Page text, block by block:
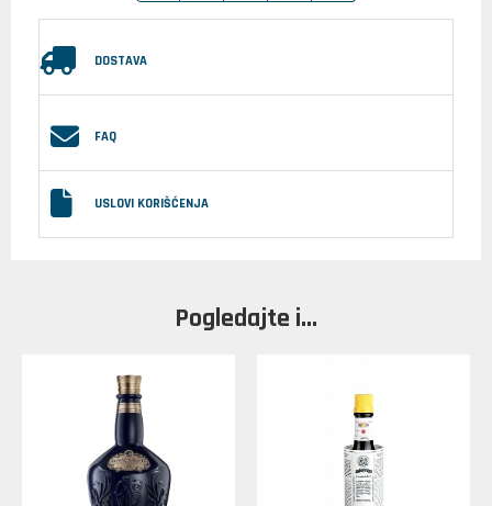
DOSTAVA
FAQ
USLOVI KORIŠĆENJA
Pogledajte i...